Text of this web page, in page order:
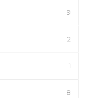
9
2
1
8